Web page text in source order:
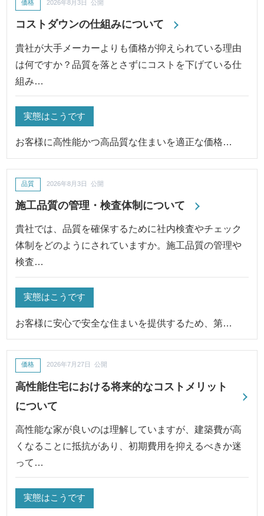
コストダウンの仕組みについて
価格 2026年8月3日 公開
貴社が大手メーカーよりも価格が抑えられている理由
は何ですか？品質を落とさずにコストを下げている仕
組み…
実態はこうです
お客様に高性能かつ高品質な住まいを適正な価格…
施工品質の管理・検査体制について
品質 2026年8月3日 公開
貴社では、品質を確保するために社内検査やチェック
体制をどのようにされていますか。施工品質の管理や
検査…
実態はこうです
お客様に安心で安全な住まいを提供するため、第…
高性能住宅における将来的なコストメリット
について
価格 2026年7月27日 公開
高性能な家が良いのは理解していますが、建築費が高
くなることに抵抗があり、初期費用を抑えるべきか迷
って…
実態はこうです